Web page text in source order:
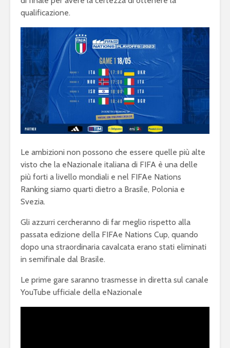
qualificazione.
Le ambizioni non possono che essere quelle più alte
visto che la eNazionale italiana di FIFA è una delle
più forti a livello mondiali e nel FIFAe Nations
Ranking siamo quarti dietro a Brasile, Polonia e
Svezia.
Gli azzurri cercheranno di far meglio rispetto alla
passata edizione della FIFAe Nations Cup, quando
dopo una straordinaria cavalcata erano stati eliminati
in semifinale dal Brasile.
Le prime gare saranno trasmesse in diretta sul canale
YouTube ufficiale della eNazionale